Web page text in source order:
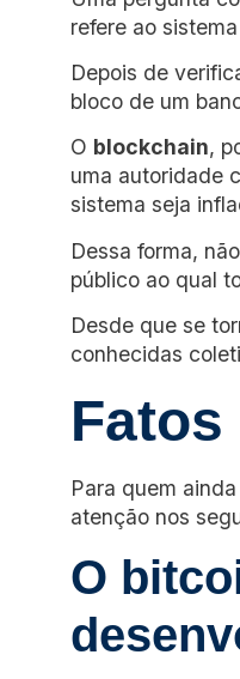
refere ao
Depois de
bloco de um
O blockchain,
uma autoridade
sistema seja
Dessa forma,
público ao qual
Desde que se
conhecidas
Para quem
atenção nos
O